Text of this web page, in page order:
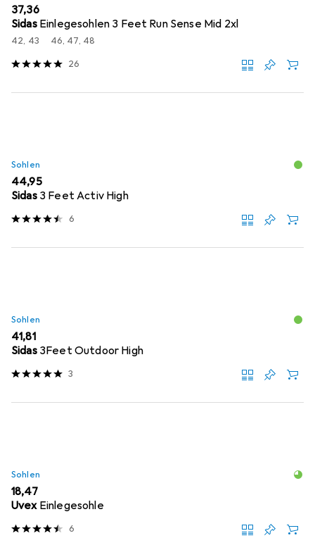
EUR
37,36
Sidas Einlegesohlen 3 Feet Run Sense Mid 2xl
42, 43 46, 47, 48
26
Sohlen
EUR
44,95
Sidas 3 Feet Activ High
6
Sohlen
EUR
41,81
Sidas 3Feet Outdoor High
3
Sohlen
EUR
18,47
Uvex Einlegesohle
6